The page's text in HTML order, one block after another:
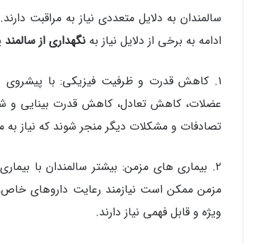
سالمندان به دلایل متعددی نیاز به مراقبت
ادامه به برخی از دلایل نیاز به نگهداری از سالمند
۱. کاهش قدرت و ظرفیت فیزیکی: با
عضلات، کاهش تعادل، کاهش قدرت بینایی و
تصادفات و مشکلات دیگر منجر شوند که نیاز به
۲. بیماری‌ های مزمن: بیشتر سالمندان با
مزمن ممکن است نیازمند رعایت داروهای
ویژه و قابل فهمی نیاز دارند.